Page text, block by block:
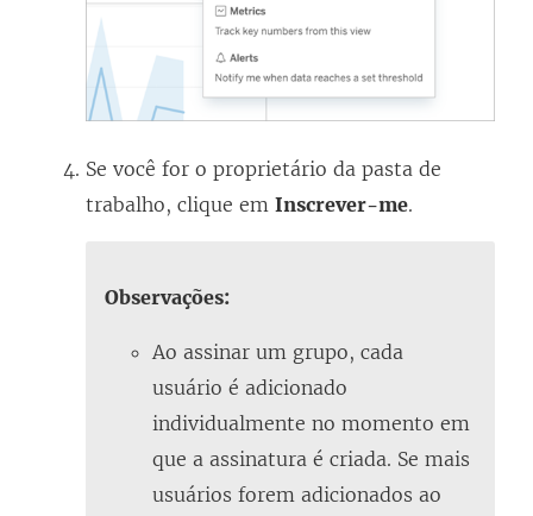
Se você for o proprietário da pasta de
trabalho, clique em Inscrever-me.
Observações:
Ao assinar um grupo, cada
usuário é adicionado
individualmente no momento em
que a assinatura é criada. Se mais
usuários forem adicionados ao